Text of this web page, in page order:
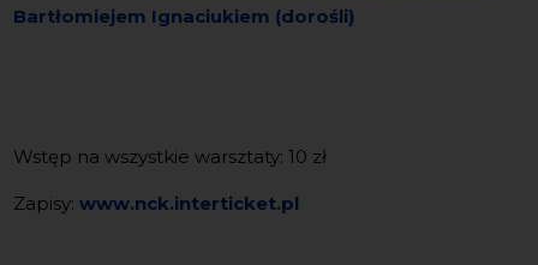
Bartłomiejem Ignaciukiem (dorośli)
Wstęp na wszystkie warsztaty: 10 zł
Zapisy:www.nck.interticket.pl